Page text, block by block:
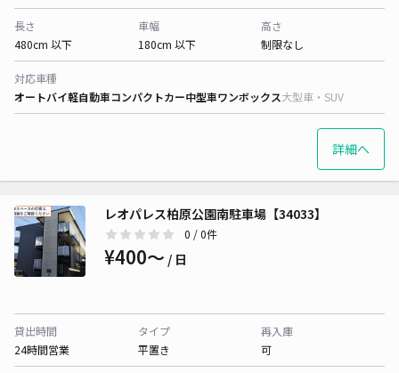
長さ
480cm 以下
車幅
180cm 以下
高さ
制限なし
対応車種
オートバイ軽自動車コンパクトカー中型車ワンボックス大型車・SUV
詳細へ
レオパレス柏原公園南駐車場【34033】
0 / 0件
¥400〜 / 日
貸出時間
24時間営業
タイプ
平置き
再入庫
可